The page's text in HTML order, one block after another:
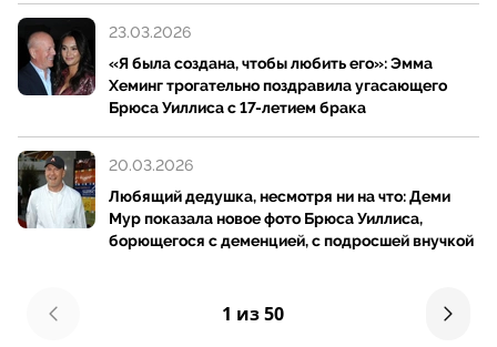
«Я была создана, чтобы любить его»: Эмма
Хеминг трогательно поздравила угасающего
Брюса Уиллиса с 17-летием брака
23.03.2026
Любящий дедушка, несмотря ни на что: Деми
Мур показала новое фото Брюса Уиллиса,
борющегося с деменцией, с подросшей внучкой
20.03.2026
1 из 50